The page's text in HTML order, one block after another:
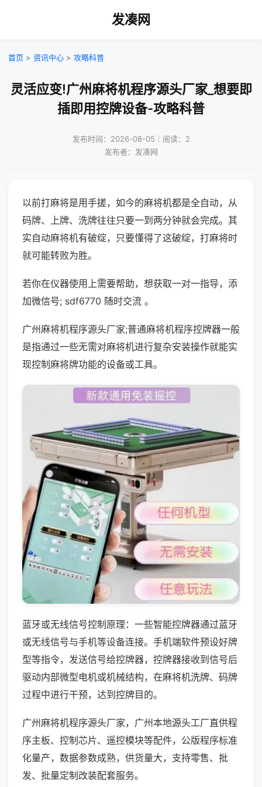
发凑网
首页 > 资讯中心 > 攻略科普
灵活应变!广州麻将机程序源头厂家_想要即
插即用控牌设备-攻略科普
发布时间：2026-08-05｜阅读：2
发布者：发凑网
以前打麻将是用手搓，如今的麻将机都是全自动，从
码牌、上牌、洗牌往往只要一到两分钟就会完成。其
实自动麻将机有破绽，只要懂得了这破绽，打麻将时
就可能转败为胜。
若你在仪器使用上需要帮助，想获取一对一指导，添
加微信号; sdf6770 随时交流 。
广州麻将机程序源头厂家;普通麻将机程序控牌器一般
是指通过一些无需对麻将机进行复杂安装操作就能实
现控制麻将牌功能的设备或工具。
蓝牙或无线信号控制原理：一些智能控牌器通过蓝牙
或无线信号与手机等设备连接。手机端软件预设好牌
型等指令，发送信号给控牌器，控牌器接收到信号后
驱动内部微型电机或机械结构，在麻将机洗牌、码牌
过程中进行干预，达到控牌目的。
广州麻将机程序源头厂家，广州本地源头工厂直供程
序主板、控制芯片、遥控模块等配件，公版程序标准
化量产，数据参数成熟，供货量大，支持零售、批
发、批量定制改装配套服务。